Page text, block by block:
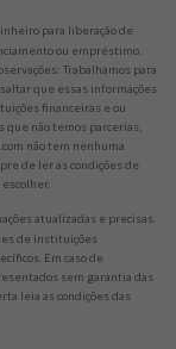
para liberação de
ou empréstimo.
Trabalhamos para
que essas informações
financeiras e ou
não temos parcerias,
não tem nenhuma
de ler as condições de
atualizadas e precisas.
de instituições
Em caso de
sem garantia das
leia as condições das